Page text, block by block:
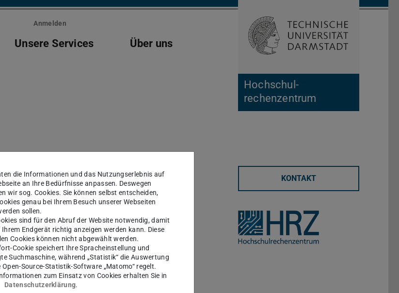
Hochschul­
rechenzentrum
Anmelden
Unsere Services Über uns Suche öffnen
Cisco
die Presenceserver des
am Jabber Clienten
KONTAKT
die Informationen und das Nutzungserlebnis auf
an Ihre Bedürfnisse anpassen. Deswegen
wir sog. Cookies. Sie können selbst entscheiden,
genau bei Ihrem Besuch unserer Webseiten
sollen.
sind für den Abruf der Website notwendig, damit
Ihrem Endgerät richtig anzeigen werden kann. Diese
Cookies können nicht abgewählt werden.
Cookie speichert Ihre Spracheinstellung und
Suchmaschine, während „Statistik“ die Auswertung
Open-Source-Statistik-Software „Matomo“ regelt.
zum Einsatz von Cookies erhalten Sie in
Datenschutzerklärung.